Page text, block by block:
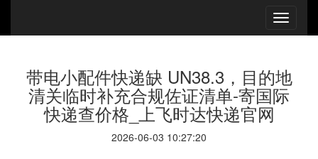
带电小配件快递缺 UN38.3，目的地
清关临时补充合规佐证清单-寄国际
快递查价格_上飞时达快递官网
2026-06-03 10:27:20